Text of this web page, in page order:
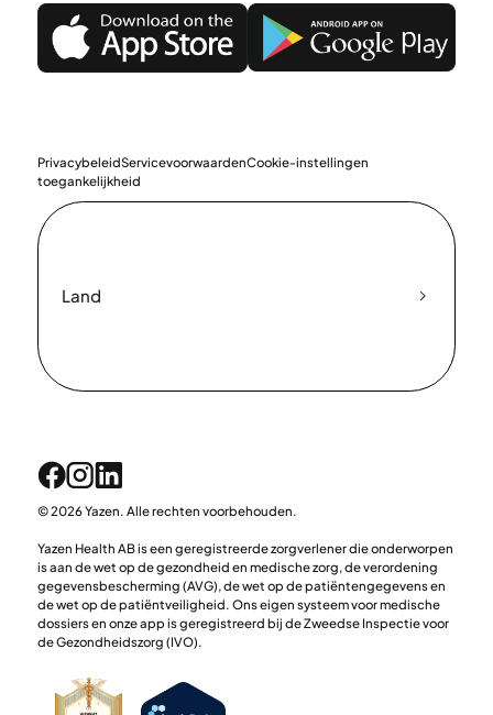
PrivacybeleidServicevoorwaardenCookie-instellingen
toegankelijkheid
Land
© 2026 Yazen. Alle rechten voorbehouden.
Yazen Health AB is een geregistreerde zorgverlener die onderworpen
is aan de wet op de gezondheid en medische zorg, de verordening
gegevensbescherming (AVG), de wet op de patiëntengegevens en
de wet op de patiëntveiligheid. Ons eigen systeem voor medische
dossiers en onze app is geregistreerd bij de Zweedse Inspectie voor
de Gezondheidszorg (IVO).